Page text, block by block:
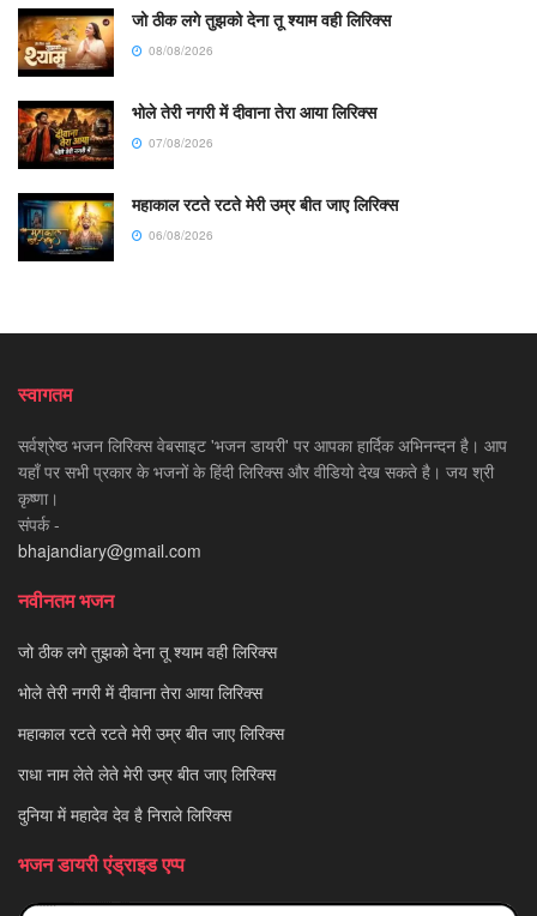
जो ठीक लगे तुझको देना तू श्याम वही लिरिक्स
08/08/2026
भोले तेरी नगरी में दीवाना तेरा आया लिरिक्स
07/08/2026
महाकाल रटते रटते मेरी उम्र बीत जाए लिरिक्स
06/08/2026
स्वागतम
सर्वश्रेष्ठ भजन लिरिक्स वेबसाइट 'भजन डायरी' पर आपका हार्दिक अभिनन्दन है। आप
यहाँ पर सभी प्रकार के भजनों के हिंदी लिरिक्स और वीडियो देख सकते है। जय श्री
कृष्णा।
संपर्क -
bhajandiary@gmail.com
नवीनतम भजन
जो ठीक लगे तुझको देना तू श्याम वही लिरिक्स
भोले तेरी नगरी में दीवाना तेरा आया लिरिक्स
महाकाल रटते रटते मेरी उम्र बीत जाए लिरिक्स
राधा नाम लेते लेते मेरी उम्र बीत जाए लिरिक्स
दुनिया में महादेव देव है निराले लिरिक्स
भजन डायरी एंड्राइड एप्प